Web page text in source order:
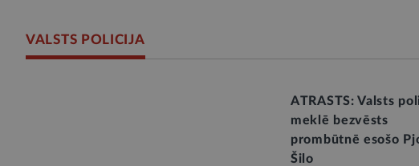
VALSTS POLICIJA
ATRASTS: Valsts
meklē bezvēsts
prombūtnē esošo
Šilo